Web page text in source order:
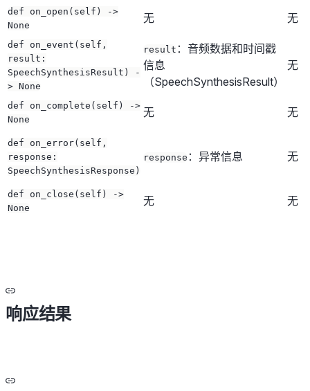
def on_open(self) ->
None
无 无
def on_event(self,
result:
SpeechSynthesisResult) -
> None
result ：音频数据和时间戳
信息
（SpeechSynthesisResult）
无
def on_complete(self) ->
None
无 无
def on_error(self,
response:
SpeechSynthesisResponse)
response ：异常信息 无
def on_close(self) ->
None
无 无
响应结果